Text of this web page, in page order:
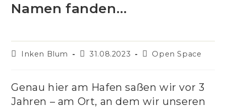
Namen fanden…
Beitrags-
Inken Blum
Beitrag
31.08.2023
Beitrags-
Open Space
Genau hier am Hafen saßen wir vor 3
Jahren – am Ort, an dem wir unseren